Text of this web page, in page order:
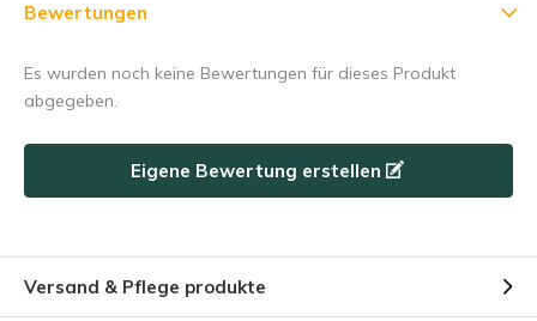
Bewertungen
Es wurden noch keine Bewertungen für dieses Produkt
abgegeben.
Eigene Bewertung erstellen
Versand & Pflege produkte